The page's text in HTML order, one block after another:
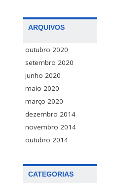
ARQUIVOS
outubro 2020
setembro 2020
junho 2020
maio 2020
março 2020
dezembro 2014
novembro 2014
outubro 2014
CATEGORIAS